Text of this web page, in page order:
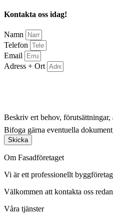
Kontakta oss idag!
Namn
Telefon
Email
Adress + Ort
Beskriv ert behov,
Bifoga gärna eventuella
Skicka
Om Fasadföretaget
Vi är ett professionellt
Välkommen att kontakta oss
Våra tjänster